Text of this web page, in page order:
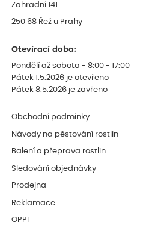
Zahradní 141
250 68 Řež u Prahy
Otevírací doba:
Pondělí až sobota - 8:00 - 17:00
Pátek 1.5.2026 je otevřeno
Pátek 8.5.2026 je zavřeno
Obchodní podmínky
Návody na pěstování rostlin
Balení a přeprava rostlin
Sledování objednávky
Prodejna
Reklamace
OPPI